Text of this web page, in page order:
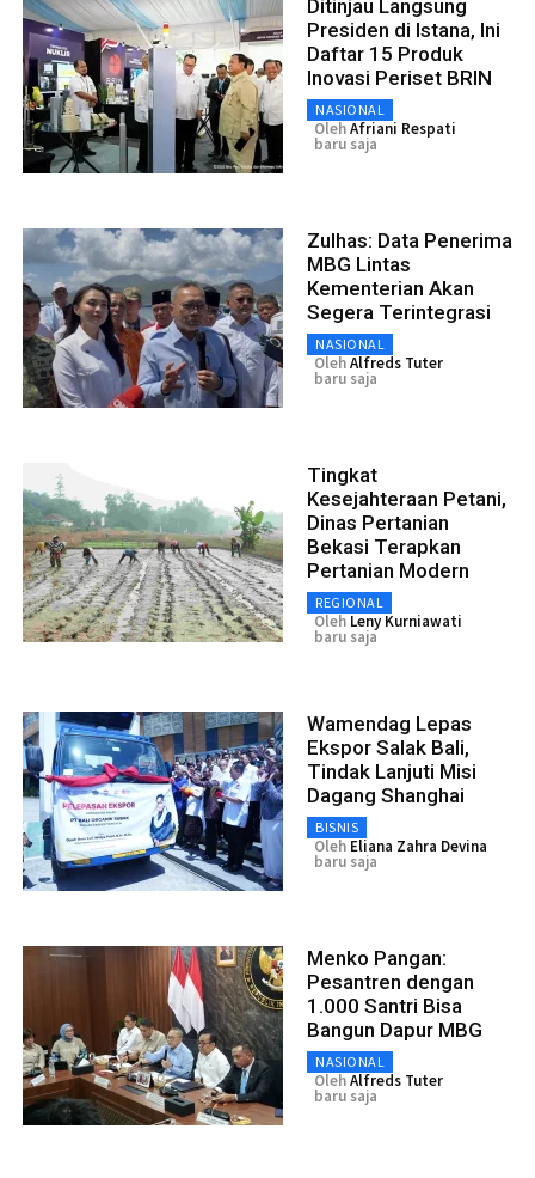
Ditinjau Langsung
Presiden di Istana, Ini
Daftar 15 Produk
Inovasi Periset BRIN
NASIONAL
OlehAfriani Respati
baru saja
Zulhas: Data Penerima
MBG Lintas
Kementerian Akan
Segera Terintegrasi
NASIONAL
OlehAlfreds Tuter
baru saja
Tingkat
Kesejahteraan Petani,
Dinas Pertanian
Bekasi Terapkan
Pertanian Modern
REGIONAL
Oleh Leny Kurniawati
baru saja
Wamendag Lepas
Ekspor Salak Bali,
Tindak Lanjuti Misi
Dagang Shanghai
BISNIS
Oleh Eliana Zahra Devina
baru saja
Menko Pangan:
Pesantren dengan
1.000 Santri Bisa
Bangun Dapur MBG
NASIONAL
OlehAlfreds Tuter
baru saja